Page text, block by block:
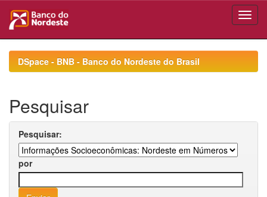
navigationDSpace - BNB - Banco do Nordeste do Brasil
Pesquisar
Pesquisar:
por